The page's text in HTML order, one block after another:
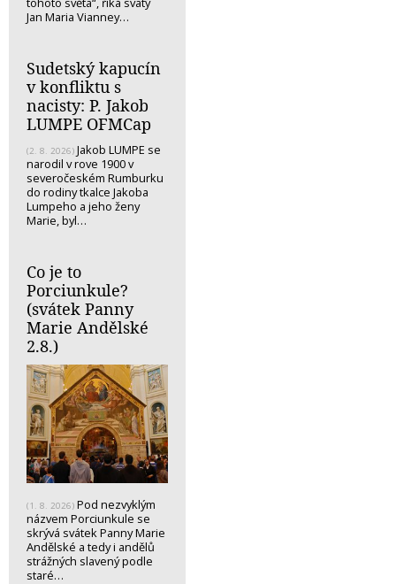
Jan Maria Vianney…
Sudetský kapucín
v konfliktu s
nacisty: P. Jakob
LUMPE OFMCap
(2. 8. 2026) Jakob LUMPE se
narodil v rove 1900 v
severočeském Rumburku
do rodiny tkalce Jakoba
Lumpeho a jeho ženy
Marie, byl…
Co je to
Porciunkule?
(svátek Panny
Marie Andělské
2.8.)
(1. 8. 2026) Pod nezvyklým
názvem Porciunkule se
skrývá svátek Panny Marie
Andělské a tedy i andělů
strážných slavený podle
staré…